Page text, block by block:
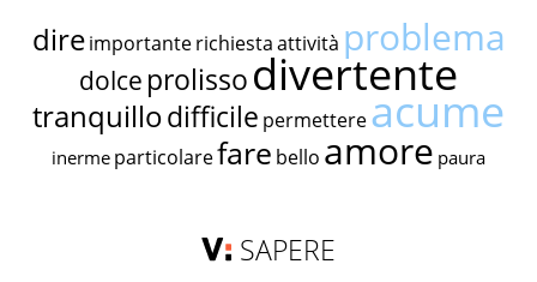
dire importante richiestaattività problema
dolce prolissodivertente
tranquillodifficile permettereacume
inerme particolarefare bello amore paura
SAPERE